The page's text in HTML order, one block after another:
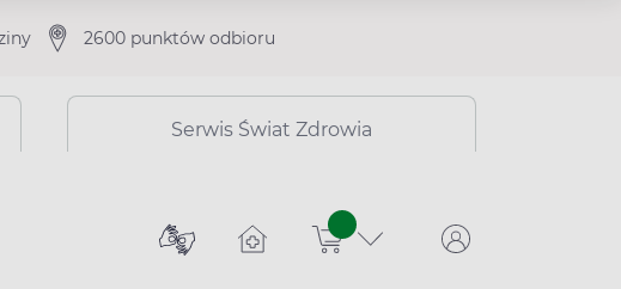
2600 punktów odbioru
Serwis Świat Zdrowia
sztuk